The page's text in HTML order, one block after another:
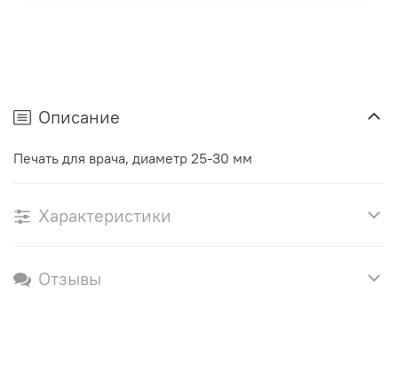
Описание
Печать для врача, диаметр 25-30 мм
Характеристики
Отзывы